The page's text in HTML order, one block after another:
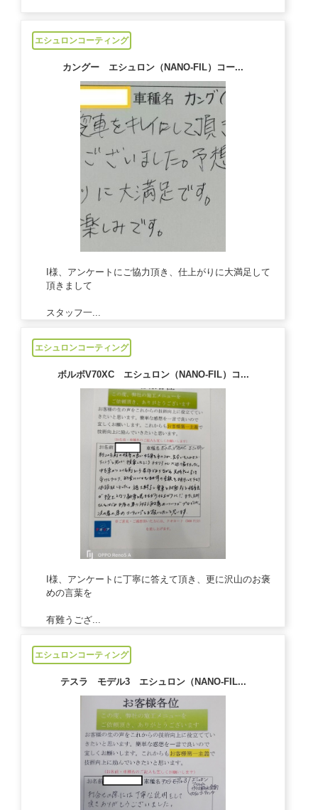
エシュロンコーティング
カングー エシュロン（NANO-FIL）コー...
I様、アンケートにご協力頂き、仕上がりに大満足して
頂きまして
スタッフ一...
エシュロンコーティング
ボルボV70XC エシュロン（NANO-FIL）コ...
I様、アンケートに丁寧に答えて頂き、更に沢山のお褒
めの言葉を
有難うござ...
エシュロンコーティング
テスラ モデル3 エシュロン（NANO-FIL...